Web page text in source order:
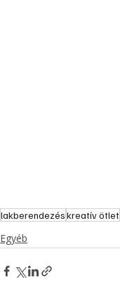
lakberendezéskreatív ötlet
Egyéb